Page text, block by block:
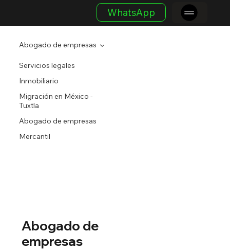
WhatsApp
Servicios legales
Inmobiliario
Migración en México -
Tuxtla
Abogado de empresas
Mercantil
Abogado de empresas
Abogado de
empresas